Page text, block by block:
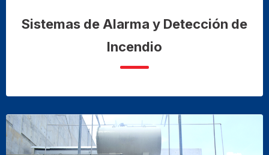
Sistemas de Alarma y Detección de
Incendio